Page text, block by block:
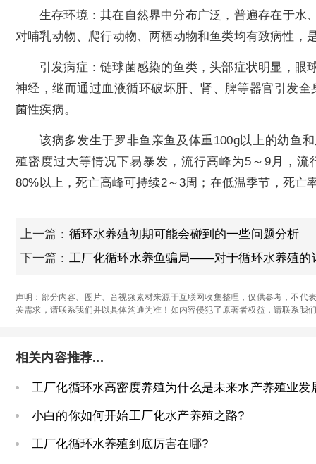
生存环境：其在自然界中分布广泛，普遍存在于水
对哺乳动物、爬行动物、两栖动物和鱼类均有致病性，
引发病症：链球菌感染的鱼类，头部症状明显，眼
神经，继而通过血液循环破坏肝、肾、脾等器官引发
菌性疾病。
该病多发生于罗非鱼亲鱼及体重100g以上的幼鱼
殖密度过大等情况下易暴发，流行高峰为5～9月，
80%以上，死亡高峰可持续2～3周；在低温季节，死亡
上一篇： 循环水养殖初期可能会碰到的一些问题分析
下一篇： 工厂化循环水养鱼骗局——对于循环水养殖的
声明：部分内容、图片、音视频素材来源于互联网收集整理，仅供参考，不代
关需求，请联系我们并以具体沟通为准！如内容侵犯了原著者权益，请联系我
相关内容推荐...
工厂化循环水高密度养殖为什么是未来水产养殖业发
小白的你如何开始工厂化水产养殖之路?
工厂化循环水养殖到底厉害在哪?